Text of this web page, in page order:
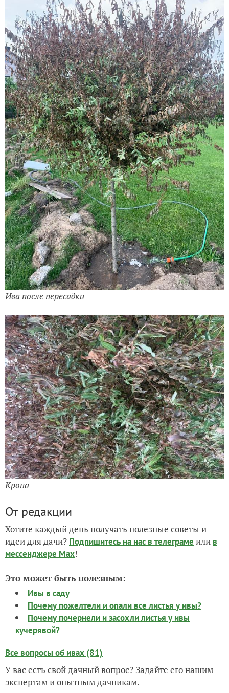
Ива после пересадки
Крона
От редакции
Хотите каждый день получать полезные советы и
идеи для дачи? Подпишитесь на нас в телеграме или в
мессенджере Max!
Это может быть полезным:
Ивы в саду
Почему пожелтели и опали все листья у ивы?
Почему почернели и засохли листья у ивы
кучерявой?
Все вопросы об ивах (81)
У вас есть свой дачный вопрос? Задайте его нашим
экспертам и опытным дачникам.